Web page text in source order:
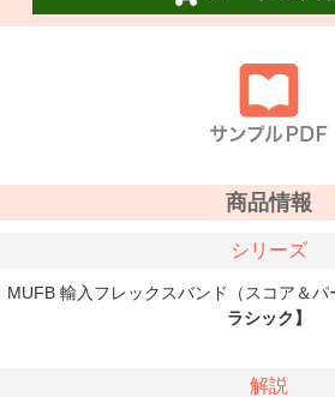
商品情報
シリーズ
MUFB 輸入フレックスバンド（スコア＆
ラシック】
解説